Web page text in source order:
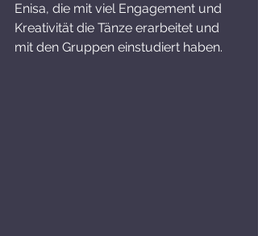
Enisa, die mit viel Engagement und
Kreativität die Tänze erarbeitet und
mit den Gruppen einstudiert haben.